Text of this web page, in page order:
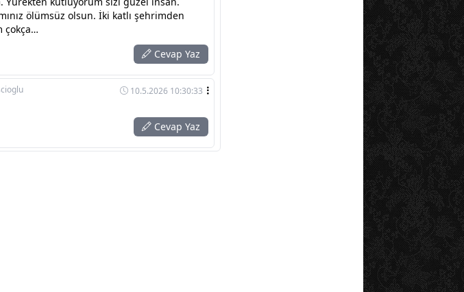
ölümsüz olsun. İki katlı şehrimden
çokça…
Cevap Yaz
10.5.2026 10:30:33
Cevap Yaz